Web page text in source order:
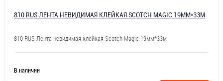
810 RUS ЛЕНТА НЕВИДИМАЯ КЛЕЙКАЯ SCOTCH MAGIC 19ММ*33М
810 RUS Лента невидимая клейкая Scotch Magic 19мм*33м
В наличии